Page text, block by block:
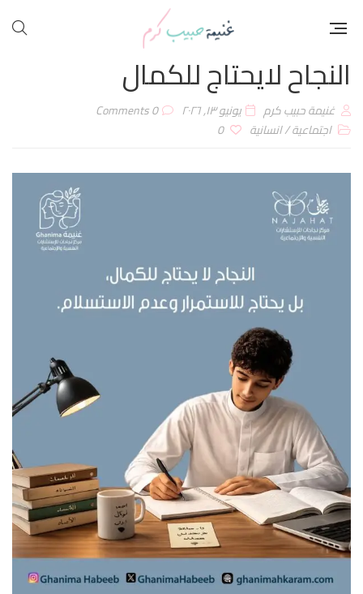
النجاح لايحتاج للكمال
غنيمة حبيب كرم يونيو ۱۳, ۲۰۲٦
0 Comments
اجتماعية/انسانية 0